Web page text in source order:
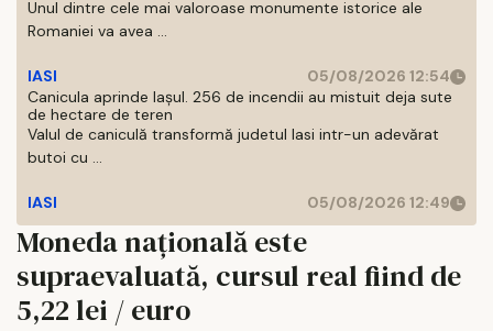
Unul dintre cele mai valoroase monumente istorice ale
Romaniei va avea ...
IASI
05/08/2026 12:54
Canicula aprinde Iașul. 256 de incendii au mistuit deja sute
de hectare de teren
Valul de caniculă transformă judetul Iasi intr-un adevărat
butoi cu ...
IASI 05/08/2026 12:49
Moneda națională este
supraevaluată, cursul real fiind de
5,22 lei / euro